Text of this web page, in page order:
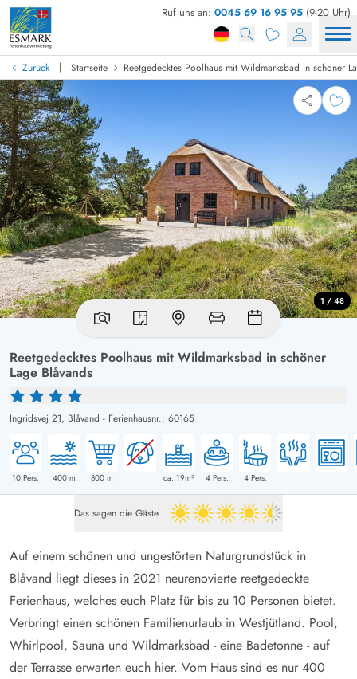
Ruf uns an: 0045 69 16 95 95 (9-20 Uhr)
Zurück | Startseite Reetgedecktes Poolhaus mit Wildmarksbad in schöner
Reetgedecktes Poolhaus mit Wildmarksbad in schöner
Lage Blåvands
Ingridsvej 21, Blåvand - Ferienhausnr.: 60165
10 Pers. 400m 800 m ca. 19m² 4Pers. 4Pers.
1 / 48
Das sagen die Gäste 4.5 von 5
Auf einem schönen und ungestörten Naturgrundstück in
Blåvand liegt dieses in 2021 neurenovierte reetgedeckte
Ferienhaus, welches euch Platz für bis zu 10 Personen bietet.
Verbringt einen schönen Familienurlaub in Westjütland. Pool,
Whirlpool, Sauna und Wildmarksbad - eine Badetonne - auf
der Terrasse erwarten euch hier. Vom Haus sind es nur 400